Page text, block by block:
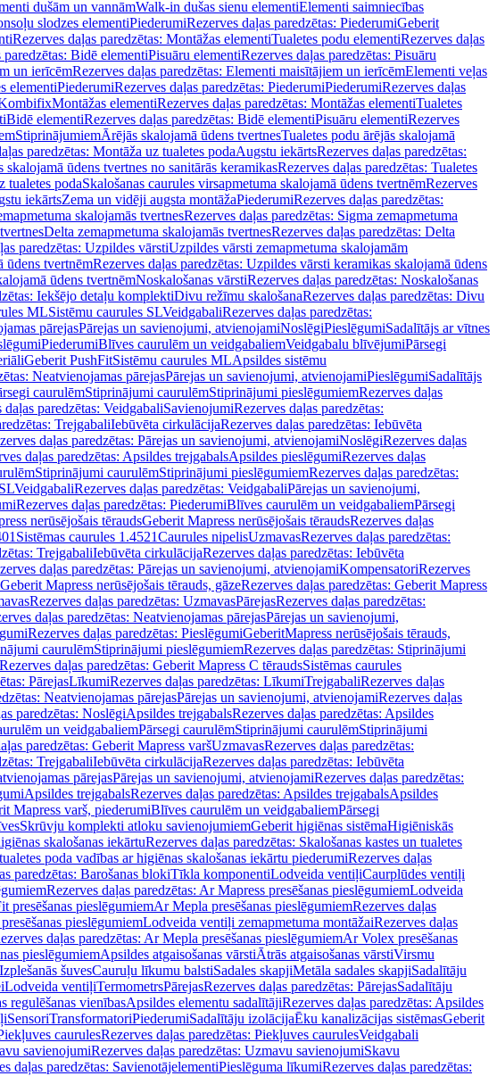
dušām un vannāmWalk-in dušas sienu elementiElementi saimniecības
slodzes elementiPiederumiRezerves daļas paredzētas: PiederumiGeberit
Rezerves daļas paredzētas: Montāžas elementiTualetes podu elementiRezerves daļas
paredzētas: Bidē elementiPisuāru elementiRezerves daļas paredzētas: Pisuāru
un ierīcēmRezerves daļas paredzētas: Elementi maisītājiem un ierīcēmElementi veļas
elementiPiederumiRezerves daļas paredzētas: PiederumiPiederumiRezerves daļas
Montāžas elementiRezerves daļas paredzētas: Montāžas elementiTualetes
Bidē elementiRezerves daļas paredzētas: Bidē elementiPisuāru elementiRezerves
StiprinājumiemĀrējās skalojamā ūdens tvertnesTualetes podu ārējās skalojamā
paredzētas: Montāža uz tualetes podaAugstu iekārtsRezerves daļas paredzētas:
skalojamā ūdens tvertnes no sanitārās keramikasRezerves daļas paredzētas: Tualetes
tualetes podaSkalošanas caurules virsapmetuma skalojamā ūdens tvertnēmRezerves
iekārtsZema un vidēji augsta montāžaPiederumiRezerves daļas paredzētas:
skalojamās tvertnesRezerves daļas paredzētas: Sigma zemapmetuma
Delta zemapmetuma skalojamās tvertnesRezerves daļas paredzētas: Delta
paredzētas: Uzpildes vārstiUzpildes vārsti zemapmetuma skalojamām
ūdens tvertnēmRezerves daļas paredzētas: Uzpildes vārsti keramikas skalojamā ūdens
ūdens tvertnēmNoskalošanas vārstiRezerves daļas paredzētas: Noskalošanas
Iekšējo detaļu komplektiDivu režīmu skalošanaRezerves daļas paredzētas: Divu
MLSistēmu caurules SLVeidgabaliRezerves daļas paredzētas:
pārejasPārejas un savienojumi, atvienojamiNoslēgiPieslēgumiSadalītājs ar vītnes
PiederumiBlīves caurulēm un veidgabaliemVeidgabalu blīvējumiPārsegi
Geberit PushFitSistēmu caurules MLApsildes sistēmu
Neatvienojamas pārejasPārejas un savienojumi, atvienojamiPieslēgumiSadalītājs
caurulēmStiprinājumi caurulēmStiprinājumi pieslēgumiemRezerves daļas
daļas paredzētas: VeidgabaliSavienojumiRezerves daļas paredzētas:
TrejgabaliIebūvēta cirkulācijaRezerves daļas paredzētas: Iebūvēta
daļas paredzētas: Pārejas un savienojumi, atvienojamiNoslēgiRezerves daļas
daļas paredzētas: Apsildes trejgabalsApsildes pieslēgumiRezerves daļas
Stiprinājumi caurulēmStiprinājumi pieslēgumiemRezerves daļas paredzētas:
VeidgabaliRezerves daļas paredzētas: VeidgabaliPārejas un savienojumi,
Rezerves daļas paredzētas: PiederumiBlīves caurulēm un veidgabaliemPārsegi
nerūsējošais tēraudsGeberit Mapress nerūsējošais tēraudsRezerves daļas
Sistēmas caurules 1.4521Caurules nipelisUzmavasRezerves daļas paredzētas:
TrejgabaliIebūvēta cirkulācijaRezerves daļas paredzētas: Iebūvēta
daļas paredzētas: Pārejas un savienojumi, atvienojamiKompensatoriRezerves
Geberit Mapress nerūsējošais tērauds, gāzeRezerves daļas paredzētas: Geberit Mapress
Rezerves daļas paredzētas: UzmavasPārejasRezerves daļas paredzētas:
daļas paredzētas: Neatvienojamas pārejasPārejas un savienojumi,
Rezerves daļas paredzētas: PieslēgumiGeberitMapress nerūsējošais tērauds,
caurulēmStiprinājumi pieslēgumiemRezerves daļas paredzētas: Stiprinājumi
Rezerves daļas paredzētas: Geberit Mapress C tēraudsSistēmas caurules
PārejasLīkumiRezerves daļas paredzētas: LīkumiTrejgabaliRezerves daļas
Neatvienojamas pārejasPārejas un savienojumi, atvienojamiRezerves daļas
paredzētas: NoslēgiApsildes trejgabalsRezerves daļas paredzētas: Apsildes
un veidgabaliemPārsegi caurulēmStiprinājumi caurulēmStiprinājumi
paredzētas: Geberit Mapress varšUzmavasRezerves daļas paredzētas:
TrejgabaliIebūvēta cirkulācijaRezerves daļas paredzētas: Iebūvēta
pārejasPārejas un savienojumi, atvienojamiRezerves daļas paredzētas:
Apsildes trejgabalsRezerves daļas paredzētas: Apsildes trejgabalsApsildes
Mapress varš, piederumiBlīves caurulēm un veidgabaliemPārsegi
Skrūvju komplekti atloku savienojumiemGeberit higiēnas sistēmaHigiēniskās
skalošanas iekārtuRezerves daļas paredzētas: Skalošanas kastes un tualetes
poda vadības ar higiēnas skalošanas iekārtu piederumiRezerves daļas
paredzētas: Barošanas blokiTīkla komponentiLodveida ventiļiCaurplūdes ventiļi
Rezerves daļas paredzētas: Ar Mapress presēšanas pieslēgumiemLodveida
presēšanas pieslēgumiemAr Mepla presēšanas pieslēgumiemRezerves daļas
pieslēgumiemLodveida ventiļi zemapmetuma montāžaiRezerves daļas
daļas paredzētas: Ar Mepla presēšanas pieslēgumiemAr Volex presēšanas
pieslēgumiemApsildes atgaisošanas vārstiĀtrās atgaisošanas vārstiVirsmu
Izplešanās šuvesCauruļu līkumu balstiSadales skapjiMetāla sadales skapjiSadalītāju
Lodveida ventiļiTermometrsPārejasRezerves daļas paredzētas: PārejasSadalītāju
regulēšanas vienībasApsildes elementu sadalītājiRezerves daļas paredzētas: Apsildes
SensoriTransformatoriPiederumiSadalītāju izolācijaĒku kanalizācijas sistēmasGeberit
caurulesRezerves daļas paredzētas: Piekļuves caurulesVeidgabali
savienojumiRezerves daļas paredzētas: Uzmavu savienojumiSkavu
daļas paredzētas: SavienotājelementiPieslēguma līkumiRezerves daļas paredzētas: